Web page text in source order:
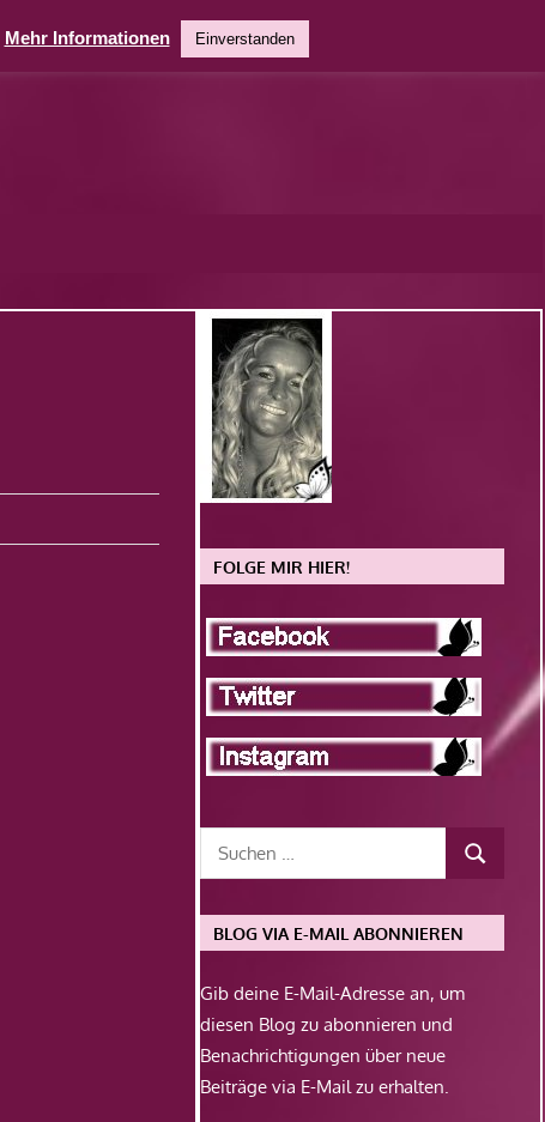
FOLGE MIR HIER!
BLOG VIA E-MAIL ABONNIEREN
Gib deine E-Mail-Adresse an, um
diesen Blog zu abonnieren und
Benachrichtigungen über neue
Beiträge via E-Mail zu erhalten.
Mehr Informationen Einverstanden